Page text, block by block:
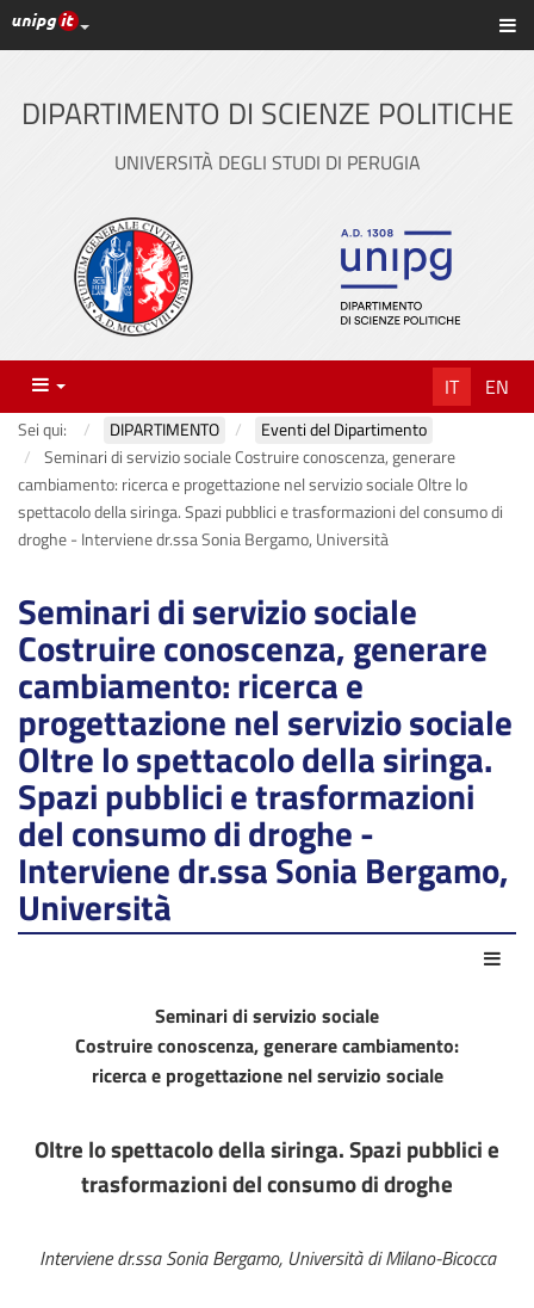
Vai
al
principale
Link ai principali servizi web di Ateneo
DIPARTIMENTO DI SCIENZE POLITICHE
UNIVERSITÀ DEGLI STUDI DI PERUGIA
Menu IT EN
Sei qui: DIPARTIMENTO
Eventi del Dipartimento
Seminari di servizio sociale Costruire conoscenza, generare
cambiamento: ricerca e progettazione nel servizio sociale Oltre lo
spettacolo della siringa. Spazi pubblici e trasformazioni del consumo di
droghe - Interviene dr.ssa Sonia Bergamo, Università
Seminari di servizio sociale
Costruire conoscenza, generare
cambiamento: ricerca e
progettazione nel servizio sociale
Oltre lo spettacolo della siringa.
Spazi pubblici e trasformazioni
del consumo di droghe -
Interviene dr.ssa Sonia Bergamo,
Università
Seminari di servizio sociale
Costruire conoscenza, generare cambiamento:
ricerca e progettazione nel servizio sociale
Oltre lo spettacolo della siringa. Spazi pubblici e
trasformazioni del consumo di droghe
Interviene dr.ssa Sonia Bergamo, Università di Milano-Bicocca